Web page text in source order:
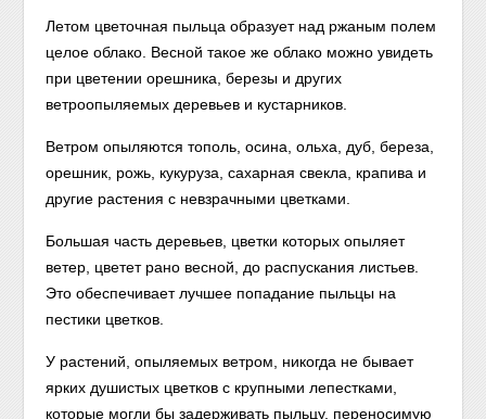
Летом цветочная пыльца образует над ржаным полем
целое облако. Весной такое же облако можно увидеть
при цветении орешника, березы и других
ветроопыляемых деревьев и кустарников.
Ветром опыляются тополь, осина, ольха, дуб, береза,
орешник, рожь, кукуруза, сахарная свекла, крапива и
другие растения с невзрачными цветками.
Большая часть деревьев, цветки которых опыляет
ветер, цветет рано весной, до распускания листьев.
Это обеспечивает лучшее попадание пыльцы на
пестики цветков.
У растений, опыляемых ветром, никогда не бывает
ярких душистых цветков с крупными лепестками,
которые могли бы задерживать пыльцу, переносимую